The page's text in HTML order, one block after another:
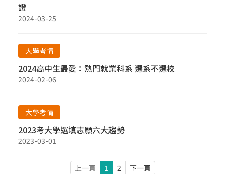
證
2024-03-25
大學考情
2024高中生最愛：熱門就業科系 選系不選校
2024-02-06
大學考情
2023考大學選填志願六大趨勢
2023-03-01
上一頁 1 2 下一頁